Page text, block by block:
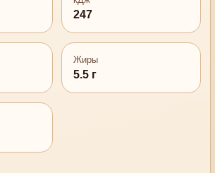
247
Жиры
5.5 г